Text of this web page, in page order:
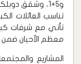
و5+1، وشقق
تناسب العائلات
تأتي مع شرفات
معظم الأحيان ضمن
‏المشاريع